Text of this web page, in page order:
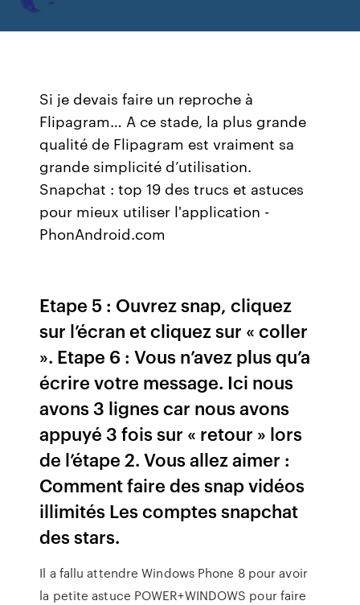
Si je devais faire un reproche à
Flipagram… A ce stade, la plus grande
qualité de Flipagram est vraiment sa
grande simplicité d’utilisation.
Snapchat : top 19 des trucs et astuces
pour mieux utiliser l'application -
PhonAndroid.com
Etape 5 : Ouvrez snap, cliquez
sur l’écran et cliquez sur « coller
». Etape 6 : Vous n’avez plus qu’a
écrire votre message. Ici nous
avons 3 lignes car nous avons
appuyé 3 fois sur « retour » lors
de l’étape 2. Vous allez aimer :
Comment faire des snap vidéos
illimités Les comptes snapchat
des stars.
Il a fallu attendre Windows Phone 8 pour avoir
la petite astuce POWER+WINDOWS pour faire